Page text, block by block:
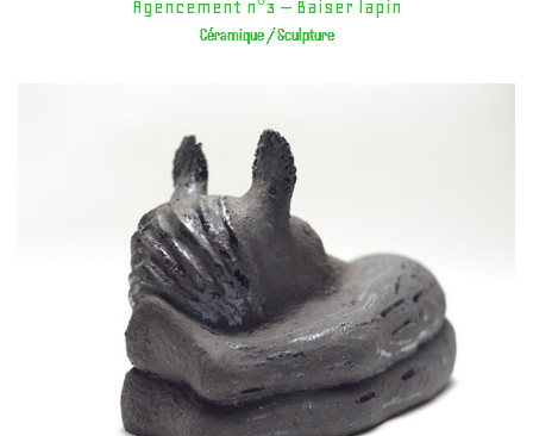
Agencement n°3 – Baiser lapin
Céramique / Sculpture